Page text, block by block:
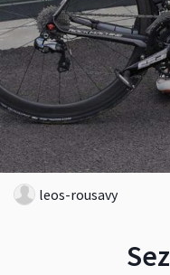
leos-rousavy